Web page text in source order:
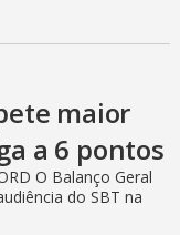
maior
a 6 pontos
O Balanço Geral
do SBT na